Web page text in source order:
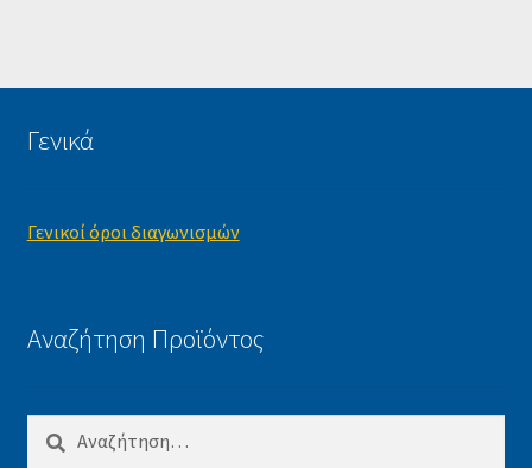
Γενικά
Γενικοί όροι διαγωνισμών
Αναζήτηση Προϊόντος
Αναζήτηση